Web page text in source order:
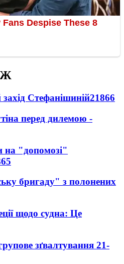
Стефанішиній21866
перед дилемою -
"допомозі"
бригаду" з полонених
щодо судна: Це
зґвалтування 21-